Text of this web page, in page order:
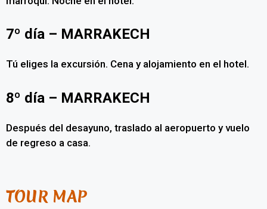
7º día – MARRAKECH
Tú eliges la excursión. Cena y alojamiento en el hotel.
8º día – MARRAKECH
Después del desayuno, traslado al aeropuerto y vuelo
de regreso a casa.
TOUR MAP